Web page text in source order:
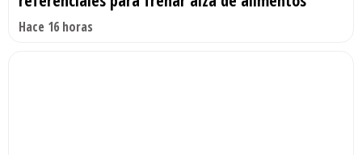
Hace 16 horas